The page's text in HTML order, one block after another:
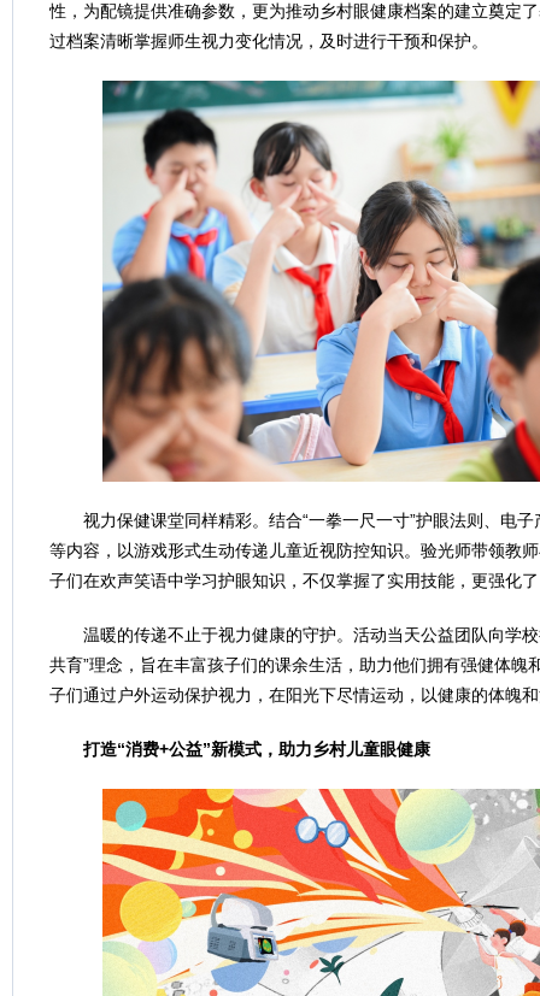
性，为配镜提供准确参数，更为推动乡村眼健康档案的建立奠定
过档案清晰掌握师生视力变化情况，及时进行干预和保护。
视力保健课堂同样精彩。结合“一拳一尺一寸”护眼法则、电
等内容，以游戏形式生动传递儿童近视防控知识。验光师带领教
子们在欢声笑语中学习护眼知识，不仅掌握了实用技能，更强化
温暖的传递不止于视力健康的守护。活动当天公益团队向学
共育”理念，旨在丰富孩子们的课余生活，助力他们拥有强健体魄
子们通过户外运动保护视力，在阳光下尽情运动，以健康的体魄
打造“消费+公益”新模式，助力乡村儿童眼健康